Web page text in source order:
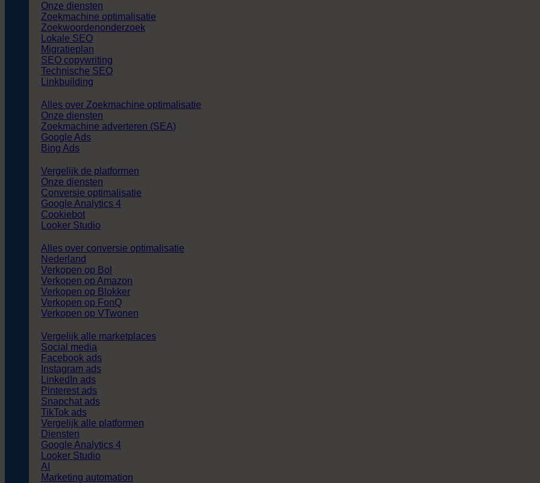
Onze diensten
Zoekmachine optimalisatie
Zoekwoordenonderzoek
Lokale SEO
Migratieplan
SEO copywriting
Technische SEO
Linkbuilding
Alles over Zoekmachine optimalisatie
Onze diensten
Zoekmachine adverteren (SEA)
Google Ads
Bing Ads
Vergelijk de platformen
Onze diensten
Conversie optimalisatie
Google Analytics 4
Cookiebot
Looker Studio
Alles over conversie optimalisatie
Nederland
Verkopen op Bol
Verkopen op Amazon
Verkopen op Blokker
Verkopen op FonQ
Verkopen op VTwonen
Vergelijk alle marketplaces
Social media
Facebook ads
Instagram ads
LinkedIn ads
Pinterest ads
Snapchat ads
TikTok ads
Vergelijk alle platformen
Diensten
Google Analytics 4
Looker Studio
AI
Marketing automation